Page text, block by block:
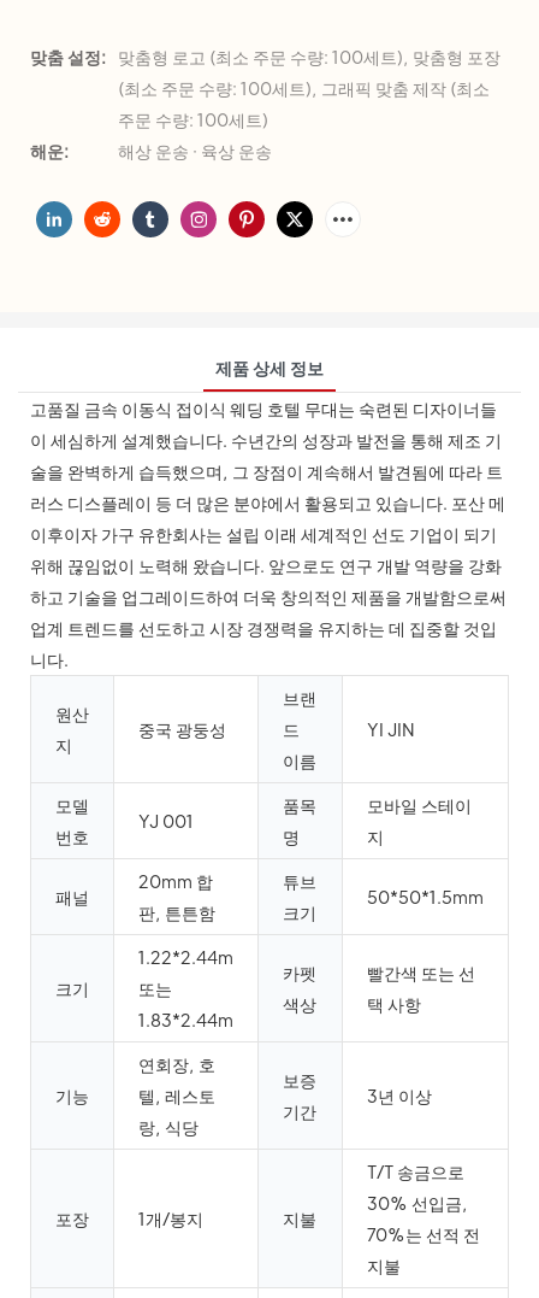
맞춤 설정:
맞춤형 로고 (최소 주문 수량: 100세트), 맞춤형 포장
(최소 주문 수량: 100세트), 그래픽 맞춤 제작 (최소
주문 수량: 100세트)
해운:
해상 운송 · 육상 운송
제품 상세 정보
고품질 금속 이동식 접이식 웨딩 호텔 무대는 숙련된 디자이너들
이 세심하게 설계했습니다. 수년간의 성장과 발전을 통해 제조 기
술을 완벽하게 습득했으며, 그 장점이 계속해서 발견됨에 따라 트
러스 디스플레이 등 더 많은 분야에서 활용되고 있습니다. 포산 메
이후이자 가구 유한회사는 설립 이래 세계적인 선도 기업이 되기
위해 끊임없이 노력해 왔습니다. 앞으로도 연구 개발 역량을 강화
하고 기술을 업그레이드하여 더욱 창의적인 제품을 개발함으로써
업계 트렌드를 선도하고 시장 경쟁력을 유지하는 데 집중할 것입
니다.
원산
지
중국 광둥성
브랜
드
이름
YI JIN
모델
번호
YJ 001
품목
명
모바일 스테이
지
패널
20mm 합
판, 튼튼함
튜브
크기
50*50*1.5mm
크기
1.22*2.44m
또는
1.83*2.44m
카펫
색상
빨간색 또는 선
택 사항
기능
연회장, 호
텔, 레스토
랑, 식당
보증
기간
3년 이상
포장 1개/봉지 지불
T/T 송금으로
30% 선입금,
70%는 선적 전
지불